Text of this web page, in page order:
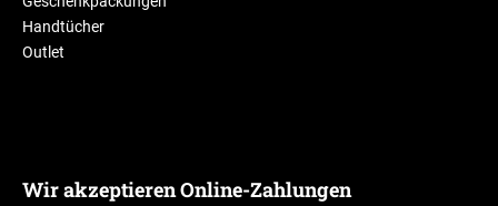
Handtücher
Outlet
Wir akzeptieren Online-Zahlungen